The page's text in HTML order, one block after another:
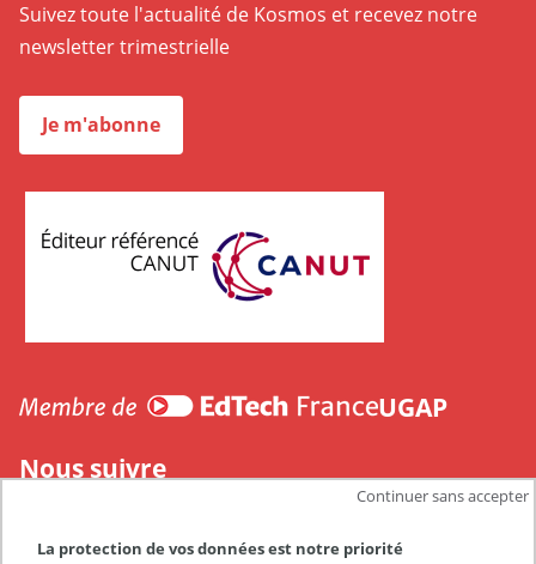
Continuer sans accepter
La protection de vos données est notre priorité
Suivez toute l'actualité de Kosmos et recevez notre
newsletter trimestrielle
Je m'abonne
UGAP
Nous suivre